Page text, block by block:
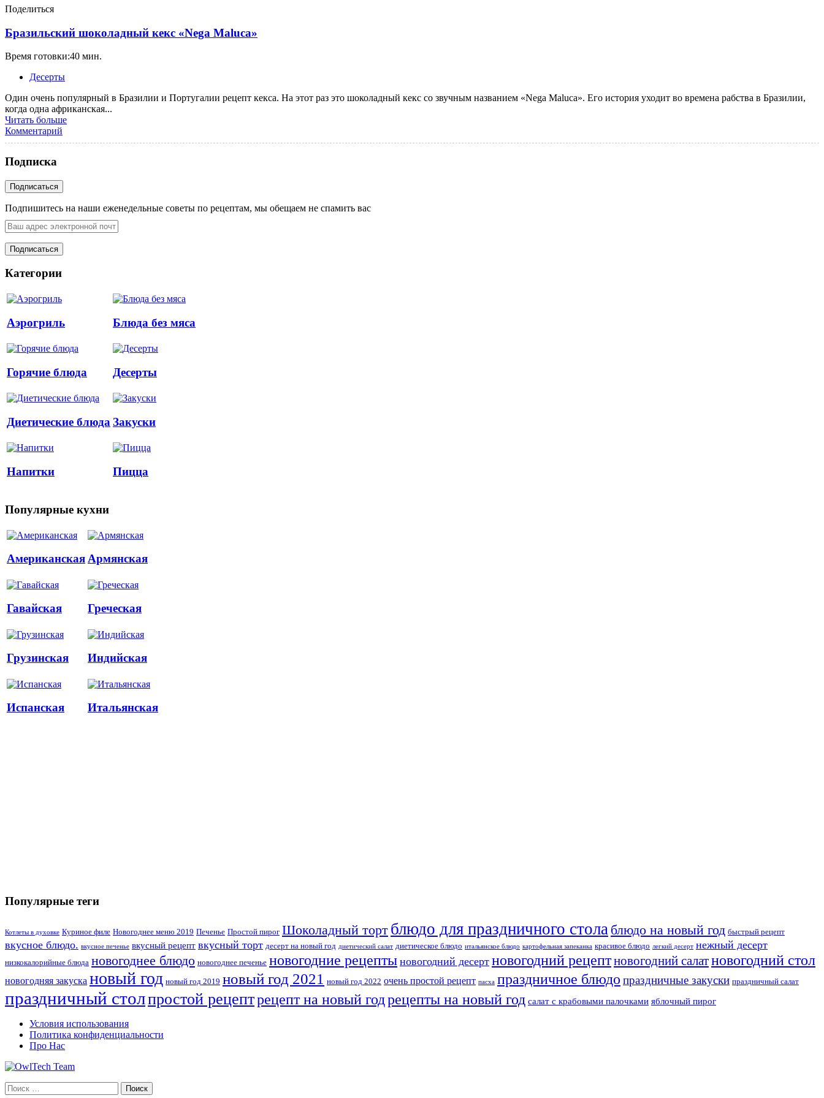
Поделиться
Бразильский шоколадный кекс «Nega Maluca»
Время готовки:40 мин.
Десерты
Один очень популярный в Бразилии и Португалии рецепт кекса. На этот раз это шоколадный кекс со звучным названием «Nega Maluca». Его история уходит во времена рабства в Бразилии,
когда одна африканская...
Читать больше
Комментарий
Подписка
Подпишитесь на наши еженедельные советы по рецептам, мы обещаем не спамить вас
Категории
Аэрогриль Блюда без мяса
Горячие блюда Десерты
Диетические блюда Закуски
Напитки Пицца
Популярные кухни
АмериканскаяАрмянская
Гавайская Греческая
Грузинская Индийская
Испанская Итальянская
Популярные теги
Котлеты в духовке Куриное филе Новогоднее меню 2019 Печенье Простой пирог Шоколадный торт блюдо для праздничного стола блюдо на новый год быстрый рецепт
вкусное блюдо. вкусное печенье вкусный рецепт вкусный торт десерт на новый год диетический салат диетическое блюдо итальянское блюдо картофельная запеканка красивое блюдо легкий десерт нежный десерт
низкокалорийные блюда новогоднее блюдо новогоднее печенье новогодние рецепты новогодний десерт новогодний рецептновогодний салатновогодний стол
новогодняя закуска новый год новый год 2019 новый год 2021 новый год 2022 очень простой рецепт пасха праздничное блюдо праздничные закуски праздничный салат
праздничный столпростой рецептрецепт на новый годрецепты на новый год салат с крабовыми палочками яблочный пирог
Условия использования
Политика конфиденциальности
Про Нас